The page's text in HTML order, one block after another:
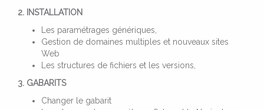
2. INSTALLATION
Les paramétrages génériques,
Gestion de domaines multiples et nouveaux sites
Web
Les structures de fichiers et les versions,
3. GABARITS
Changer le gabarit